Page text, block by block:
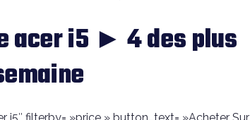
acer i5 ► 4 des plus